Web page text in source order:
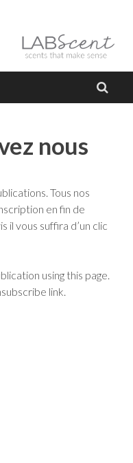
Nathalie
– Nose – Niche and bespoke
Scent
nous
Tous nos
en fin de
il vous suffira d’un clic
using this page.
link.